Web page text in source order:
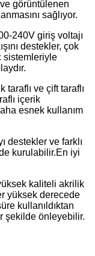
görüntülenen
sağlıyor.
240V giriş voltajı
destekler, çok
sistemleriyle
taraflı ve çift taraflı
içerik
esnek kullanım
destekler ve farklı
kurulabilir.En iyi
kaliteli akrilik
yüksek derecede
kullanıldıktan
şekilde önleyebilir.